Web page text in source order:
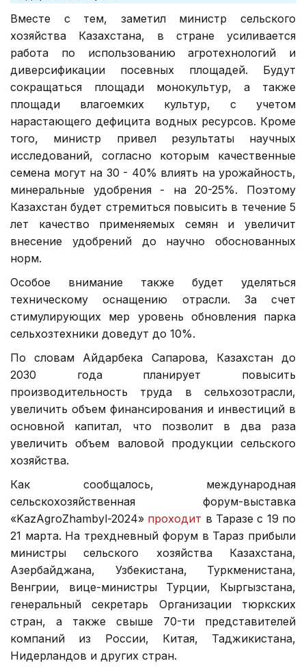
Вместе с тем, заметил министр сельского
хозяйства Казахстана, в стране усиливается
работа по использованию агротехнологий и
диверсификации посевных площадей. Будут
сокращаться площади монокультур, а также
площади влагоемких культур, с учетом
нарастающего дефицита водных ресурсов. Кроме
того, министр привел результаты научных
исследований, согласно которым качественные
семена могут на 30 - 40% влиять на урожайность,
минеральные удобрения - на 20-25%. Поэтому
Казахстан будет стремиться повысить в течение 5
лет качество применяемых семян и увеличит
внесение удобрений до научно обоснованных
норм.
Особое внимание также будет уделяться
техническому оснащению отрасли. За счет
стимулирующих мер уровень обновления парка
сельхозтехники доведут до 10%.
По словам Айдарбека Сапарова, Казахстан до
2030 года планирует повысить
производительность труда в сельхозотрасли,
увеличить объем финансирования и инвестиций в
основной капитал, что позволит в два раза
увеличить объем валовой продукции сельского
хозяйства.
Как сообщалось, международная
сельскохозяйственная форум-выставка
«KazАgroZhambyl-2024» проходит в Таразе с 19 по
21 марта. На трехдневный форум в Тараз прибыли
министры сельского хозяйства Казахстана,
Азербайджана, Узбекистана, Туркменистана,
Венгрии, вице-министры Турции, Кыргызстана,
генеральный секретарь Организации тюркских
стран, а также свыше 70-ти представителей
компаний из России, Китая, Таджикистана,
Нидерландов и других стран.